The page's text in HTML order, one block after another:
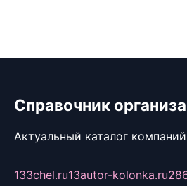
Справочник
Актуальный каталог
133chel.ru13autor-kolonka.ru